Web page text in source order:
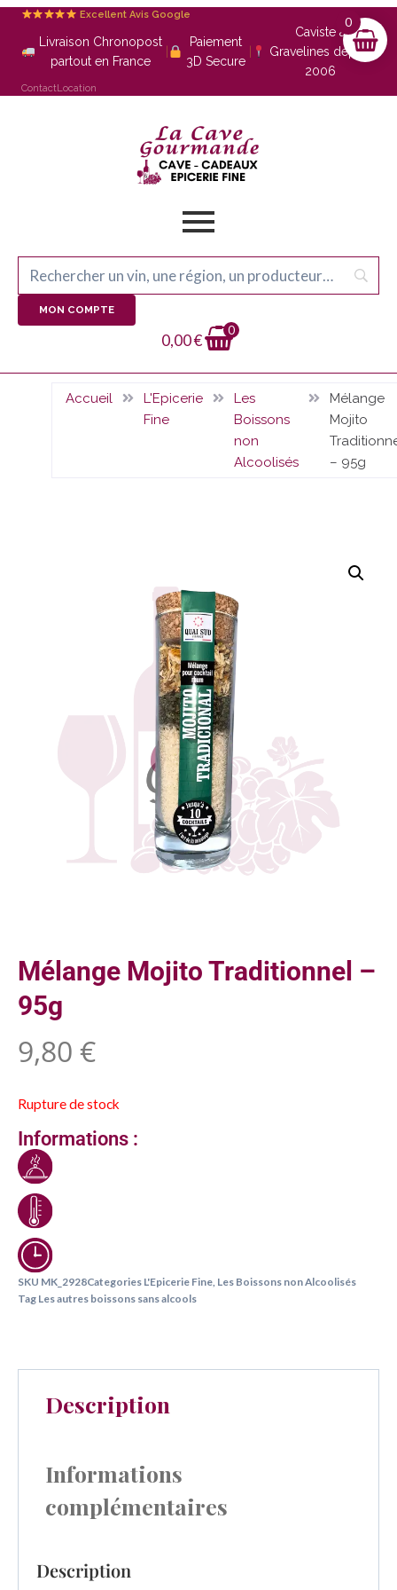
Excellent Avis Google
Livraison Chronopost
partout en France
Paiement
3D Secure
Caviste à
Gravelines depuis
2006
ContactLocation
MON COMPTE
0,00€
0
Accueil
L'Epicerie
Fine
Les
Boissons
non
Alcoolisés
Mélange
Mojito
– 95g
Mélange Mojito Traditionnel –
95g
9,80 €
Rupture de stock
Informations :
SKU MK_2928Categories L'Epicerie Fine Les Boissons non Alcoolisés
Tag Les autres boissons sans alcools
Description
Informations
complémentaires
Description
0